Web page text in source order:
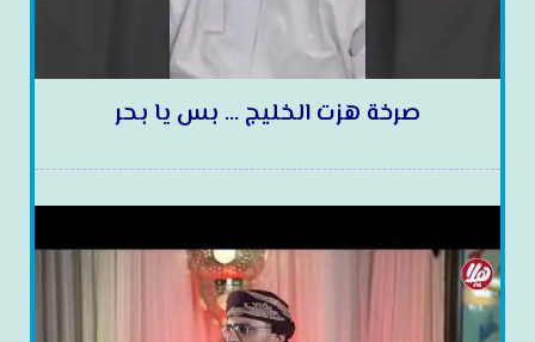
صرخة هزت الخليج … بس يا بحر